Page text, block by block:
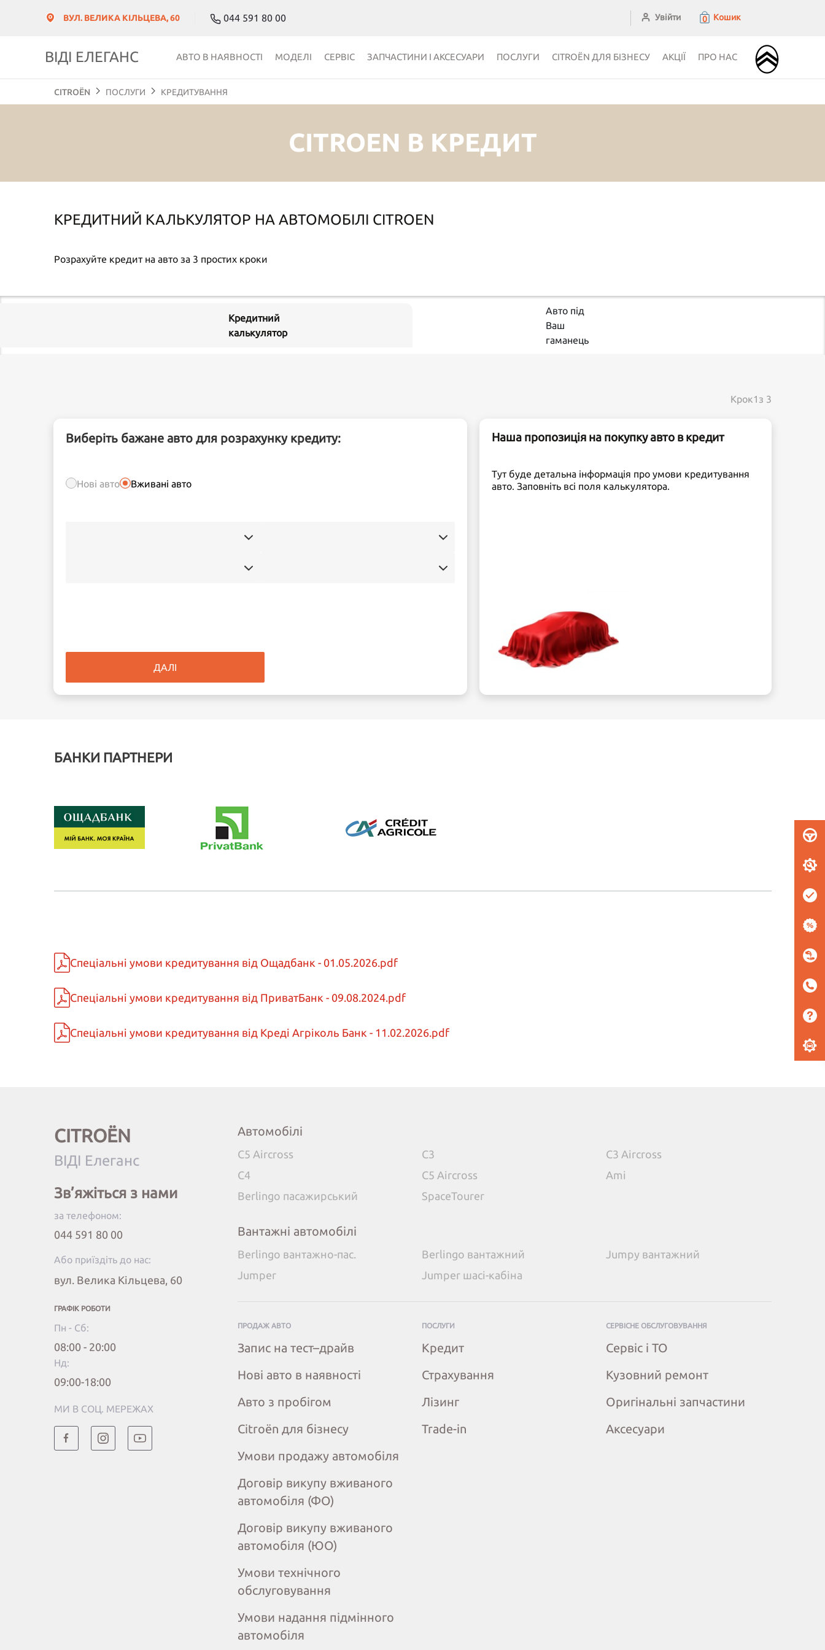
ВУЛ. ВЕЛИКА КІЛЬЦЕВА, 60 044 591 80 00 Увійти 0 Кошик
ВІДІ ЕЛЕГАНС АВТО В НАЯВНОСТІ МОДЕЛІ СЕРВІС ЗАПЧАСТИНИ І АКСЕСУАРИ ПОСЛУГИ CITROЁN ДЛЯ БІЗНЕСУ АКЦІЇ ПРО НАС
CITROЁN ПОСЛУГИ КРЕДИТУВАННЯ
CITROEN В КРЕДИТ
КРЕДИТНИЙ КАЛЬКУЛЯТОР НА АВТОМОБІЛІ CITROEN
Розрахуйте кредит на авто за 3 простих кроки
Кредитний
калькулятор
Авто під
Ваш
гаманець
Крок1 з 3
Виберіть бажане авто для розрахунку кредиту:
Нові авто Вживані авто
ДАЛІ
Наша пропозиція на покупку авто в кредит
Тут буде детальна інформація про умови кредитування
авто. Заповніть всі поля калькулятора.
БАНКИ ПАРТНЕРИ
Спеціальні умови кредитування від Ощадбанк - 01.05.2026.pdf
Спеціальні умови кредитування від ПриватБанк - 09.08.2024.pdf
Спеціальні умови кредитування від Креді Агріколь Банк - 11.02.2026.pdf
CITROËN
ВІДІ Елеганс
Зв’яжіться з нами
за телефоном:
044 591 80 00
Або приїздіть до нас:
вул. Велика Кільцева, 60
ГРАФІК РОБОТИ
Пн - Сб:
08:00 - 20:00
Нд:
09:00-18:00
МИ В СОЦ. МЕРЕЖАХ
Автомобілі
C5 Aircross C3
C3 Aircross
C4
C5 Aircross
Ami
Berlingo пасажирський
SpaceTourer
Вантажні автомобілі
Berlingo вантажно-пас. Berlingo вантажний
Jumpy вантажний
Jumper
Jumper шасі-кабіна
ПРОДАЖ АВТО
Запис на тест–драйв
Нові авто в наявності
Авто з пробігом
Citroёn для бізнесу
Умови продажу автомобіля
Договір викупу вживаного
автомобіля (ФО)
Договір викупу вживаного
автомобіля (ЮО)
Умови технічного
обслуговування
Умови надання підмінного
автомобіля
ПОСЛУГИ
Кредит
Страхування
Лізинг
Trade-in
СЕРВІСНЕ ОБСЛУГОВУВАННЯ
Сервіс і ТО
Кузовний ремонт
Оригінальні запчастини
Аксесуари